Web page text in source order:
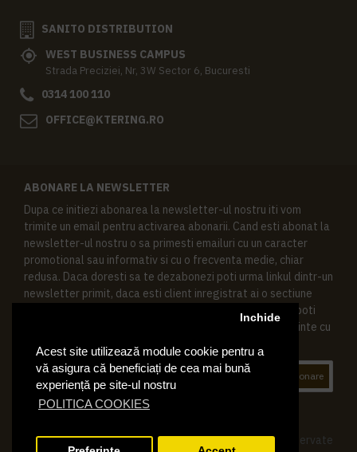
Acest site utilizează module cookie pentru a
vă asigura că beneficiați de cea mai bună
experiență pe site-ul nostru
POLITICA COOKIES
Inchide
SANITO DISTRIBUTION
WEST BUSINESS CAMPUS
Strada Preciziei, Nr, 3W Sector 6, Bucuresti
0314 100 110
OFFICE@KTERING.RO
ABONARE LA NEWSLETTER
Dupa ce initiezi abonarea la newsletter-ul nostru iti vom
trimite un email pentru activarea abonarii. Cand esti abonat la
newsletter-ul nostru o sa primesti emailuri cu un caracter
promotional sau informativ si cu o frecventa medie, chiar
redusa. Daca doresti sa te dezabonezi poti urma linkul dintr-un
newsletter primit, daca esti client inregistrat ai o sectiune
speciala in contul tau in acest scop, si de asemenea ne poti
contacta oricand pe email pentru orice intrebari sau cerinte cu
Abonare
© 2019 Ktering.ro , Toate drepturile rezervate